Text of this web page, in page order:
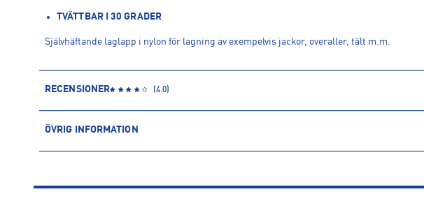
TVÄTTBAR I 30 GRADER
Självhäftande laglapp i nylon för lagning av exempelvis jackor, overaller, tält m.m.
RECENSIONER (4.0)
ÖVRIG INFORMATION
Leverantörens produktnummer: 929500